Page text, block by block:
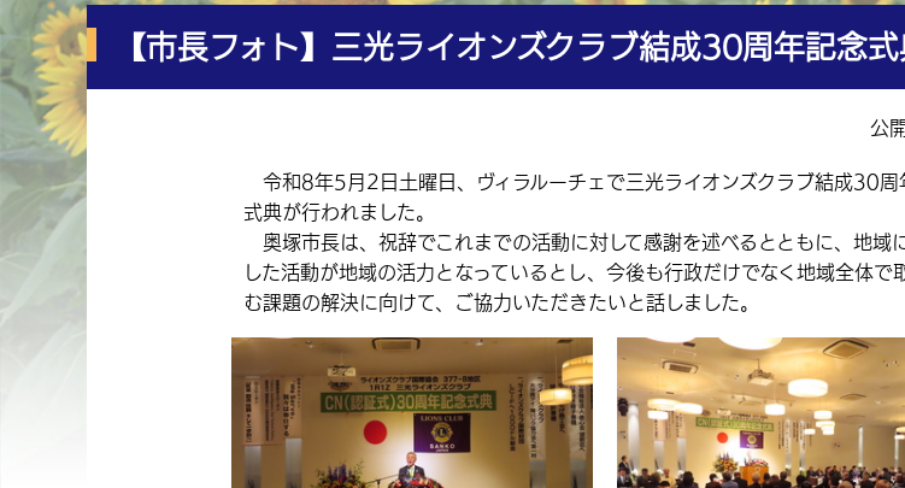
【市長フォト】三光ライオンズクラブ結成30周年記念
公
令和8年5月2日土曜日、ヴィラルーチェで三光ライオンズクラブ結成30周
式典が行われました。
奥塚市長は、祝辞でこれまでの活動に対して感謝を述べるとともに、地域
した活動が地域の活力となっているとし、今後も行政だけでなく地域全体で
む課題の解決に向けて、ご協力いただきたいと話しました。